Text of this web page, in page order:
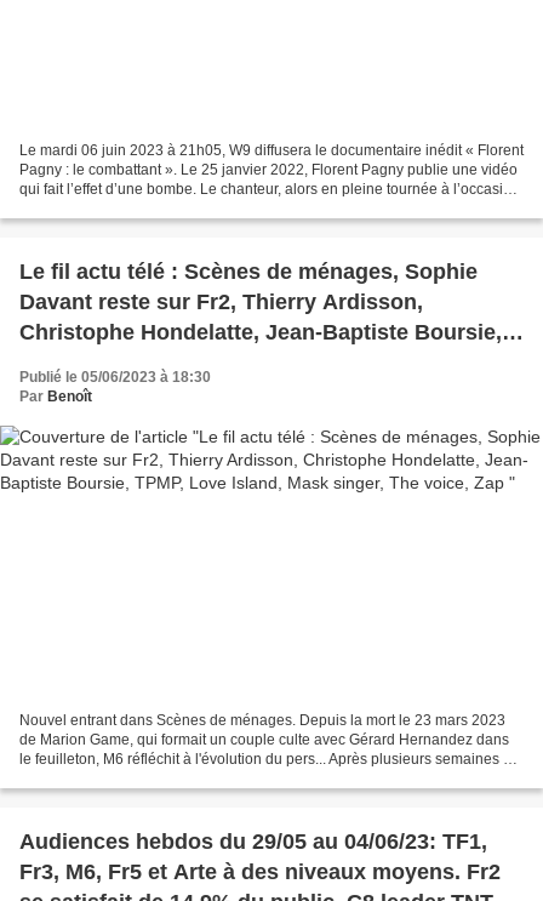
Le mardi 06 juin 2023 à 21h05, W9 diffusera le documentaire inédit « Florent
Pagny : le combattant ». Le 25 janvier 2022, Florent Pagny publie une vidéo
qui fait l’effet d’une bombe. Le chanteur, alors en pleine tournée à l’occasion
Le fil actu télé : Scènes de ménages, Sophie
Davant reste sur Fr2, Thierry Ardisson,
Christophe Hondelatte, Jean-Baptiste Boursie,
Publié le 05/06/2023 à 18:30
Par Benoît
Nouvel entrant dans Scènes de ménages. Depuis la mort le 23 mars 2023
de Marion Game, qui formait un couple culte avec Gérard Hernandez dans
le feuilleton, M6 réfléchit à l'évolution du pers... Après plusieurs semaines de
Audiences hebdos du 29/05 au 04/06/23: TF1,
Fr3, M6, Fr5 et Arte à des niveaux moyens. Fr2